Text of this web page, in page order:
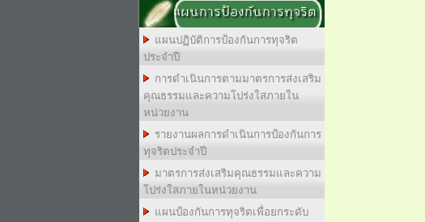
แผนการป้องกันการทุจริต
แผนปฏิบัติการป้องกันการทุจริต
ประจำปี
การดำเนินการตามมาตรการส่งเสริม
คุณธรรมและความโปร่งใสภายใน
หน่วยงาน
รายงานผลการดำเนินการป้องกันการ
ทุจริตประจำปี
มาตรการส่งเสริมคุณธรรมและความ
โปร่งใสภายในหน่วยงาน
แผนป้องกันการทุจริตเพื่อยกระดับ